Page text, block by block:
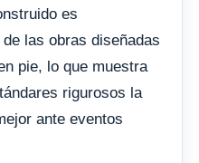
es
las obras diseñadas
pie, lo que muestra
rigurosos la
ante eventos